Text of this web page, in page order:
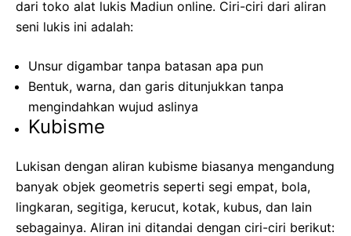
dari toko alat lukis Madiun online. Ciri-ciri dari aliran
seni lukis ini adalah:
Unsur digambar tanpa batasan apa pun
Bentuk, warna, dan garis ditunjukkan tanpa
mengindahkan wujud aslinya
Kubisme
Lukisan dengan aliran kubisme biasanya mengandung
banyak objek geometris seperti segi empat, bola,
lingkaran, segitiga, kerucut, kotak, kubus, dan lain
sebagainya. Aliran ini ditandai dengan ciri-ciri berikut: